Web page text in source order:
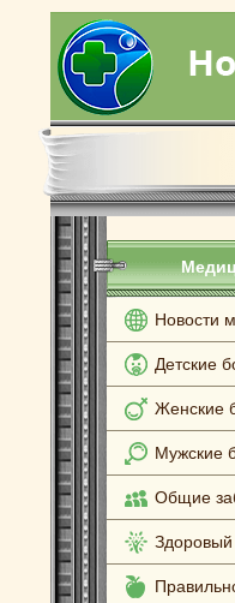
Новости
Детские
Женские
Мужские
Общие
Здоровый